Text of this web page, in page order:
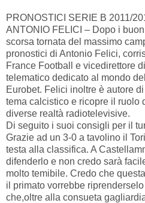
PRONOSTICI SERIE B 2011/
ANTONIO FELICI – Dopo i
scorsa tornata del massimo
pronostici di Antonio Felici,
France Football e vicedirettore
telematico dedicato al mondo
Eurobet. Felici inoltre è autore
tema calcistico e ricopre il ruolo
diverse realtà radiotelevisive.
Di seguito i suoi consigli per il
Grazie ad un 3-0 a tavolino il
testa alla classifica. A
difenderlo e non credo sarà
molto temibile. Credo che
il primato vorrebbe
che,oltre alla consueta